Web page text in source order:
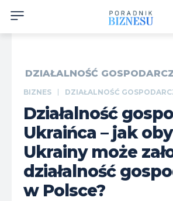
DZIAŁALNOŚĆ
BIZNES DZIAŁALNOŚĆ
Działalność
Ukraińca – jak
Ukrainy może
działalność
w Polsce?